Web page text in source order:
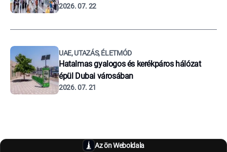
2026. 07. 22
UAE, UTAZÁS, ÉLETMÓD
Hatalmas gyalogos és kerékpáros hálózat
épül Dubai városában
2026. 07. 21
Az ön Weboldala